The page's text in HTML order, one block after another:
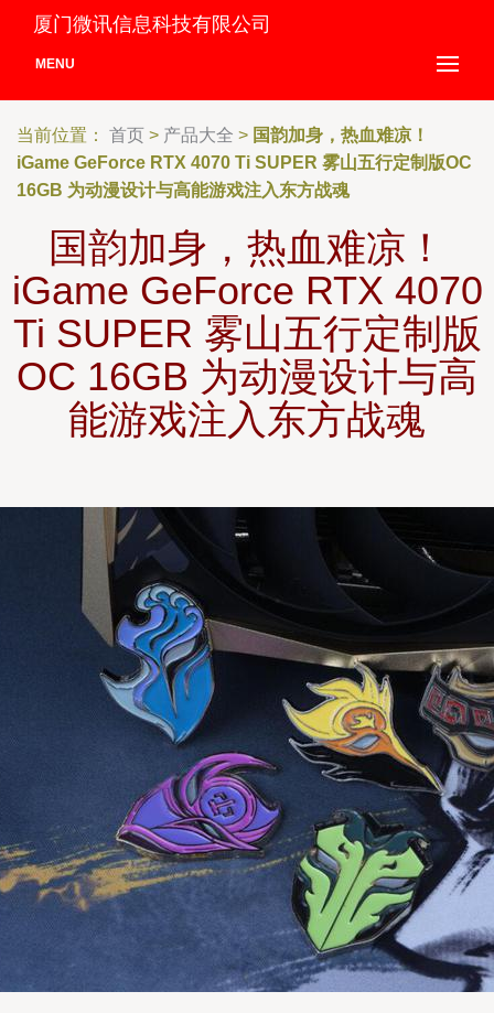
厦门微讯信息科技有限公司
MENU
当前位置： 首页 > 产品大全 > 国韵加身，热血难凉！
iGame GeForce RTX 4070 Ti SUPER 雾山五行定制版OC
16GB 为动漫设计与高能游戏注入东方战魂
国韵加身，热血难凉！
iGame GeForce RTX 4070
Ti SUPER 雾山五行定制版
OC 16GB 为动漫设计与高
能游戏注入东方战魂